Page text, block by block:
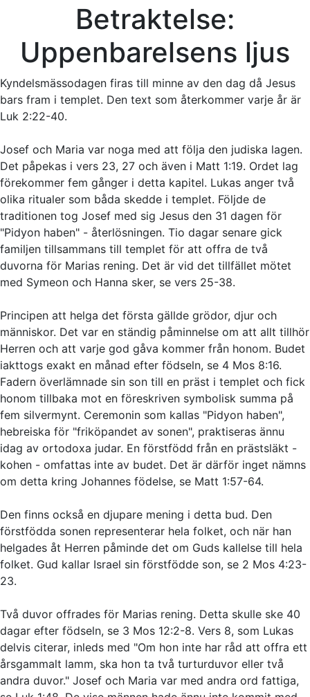
Betraktelse:
Uppenbarelsens ljus
Kyndelsmässodagen firas till minne av den dag då Jesus
bars fram i templet. Den text som återkommer varje år är
Luk 2:22-40.
Josef och Maria var noga med att följa den judiska lagen.
Det påpekas i vers 23, 27 och även i Matt 1:19. Ordet lag
förekommer fem gånger i detta kapitel. Lukas anger två
olika ritualer som båda skedde i templet. Följde de
traditionen tog Josef med sig Jesus den 31 dagen för
"Pidyon haben" - återlösningen. Tio dagar senare gick
familjen tillsammans till templet för att offra de två
duvorna för Marias rening. Det är vid det tillfället mötet
med Symeon och Hanna sker, se vers 25-38.
Principen att helga det första gällde grödor, djur och
människor. Det var en ständig påminnelse om att allt tillhör
Herren och att varje god gåva kommer från honom. Budet
iakttogs exakt en månad efter födseln, se 4 Mos 8:16.
Fadern överlämnade sin son till en präst i templet och fick
honom tillbaka mot en föreskriven symbolisk summa på
fem silvermynt. Ceremonin som kallas "Pidyon haben",
hebreiska för "friköpandet av sonen", praktiseras ännu
idag av ortodoxa judar. En förstfödd från en prästsläkt -
kohen - omfattas inte av budet. Det är därför inget nämns
om detta kring Johannes födelse, se Matt 1:57-64.
Den finns också en djupare mening i detta bud. Den
förstfödda sonen representerar hela folket, och när han
helgades åt Herren påminde det om Guds kallelse till hela
folket. Gud kallar Israel sin förstfödde son, se 2 Mos 4:23-
23.
Två duvor offrades för Marias rening. Detta skulle ske 40
dagar efter födseln, se 3 Mos 12:2-8. Vers 8, som Lukas
delvis citerar, inleds med "Om hon inte har råd att offra ett
årsgammalt lamm, ska hon ta två turturduvor eller två
andra duvor." Josef och Maria var med andra ord fattiga,